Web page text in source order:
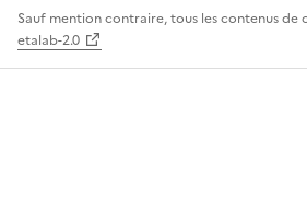
Sauf mention contraire, tous les contenus de
etalab-2.0